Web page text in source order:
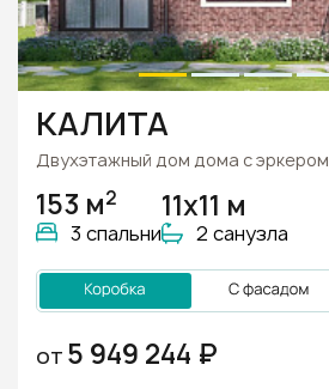
КАЛИТА
Двухэтажный дом дома с эркером
153 м2
3 спальни
11х11 м
2 санузла
ОТ 5 949 244 ₽